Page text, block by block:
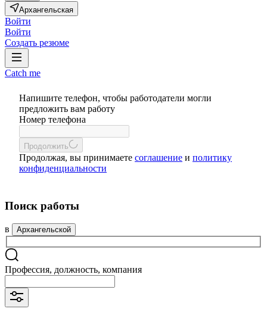
Архангельская
Войти
Войти
Создать резюме
Catch me
Напишите телефон, чтобы работодатели могли
предложить вам работу
Номер телефона
Продолжить
Продолжая, вы принимаете соглашение и политику
конфиденциальности
Поиск работы
в Архангельской
Профессия, должность, компания